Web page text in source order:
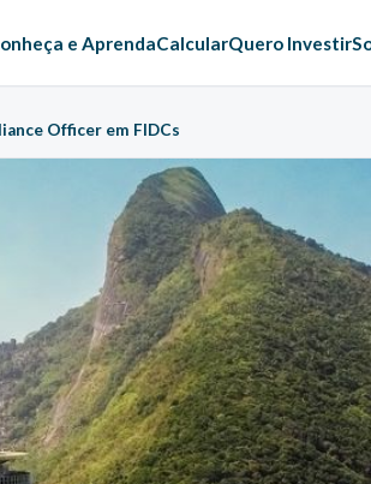
e AprendaCalcularQuero Investir
Officer em FIDCs